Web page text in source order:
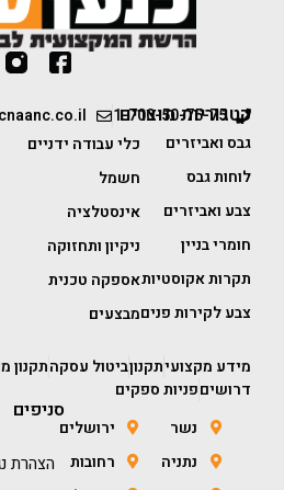
1-700-50-75-75
קטגוריות מוצרים
גבס ואביזרים
לוחות גבס
צבע ואביזרים
חומרי בניין
תקרות אקוסטיות
צבע לקירות פנים
כלי עבודה ידניים
חשמל
אינסטלציה
ניקיון ותחזוקה
אספקה טכנית
מבצעים
מידע מקצועיתקנוןביטול עסקהתקנון
דרושיםפניות ספקים
סניפים
נשר
נתניה
ירושלים
רחובות
הצהרת